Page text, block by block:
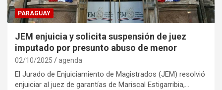
PARAGUAY
JEM enjuicia y solicita suspensión de juez
imputado por presunto abuso de menor
02/10/2025 agenda
El Jurado de Enjuiciamiento de Magistrados (JEM) resolvió
enjuiciar al juez de garantías de Mariscal Estigarribia,…